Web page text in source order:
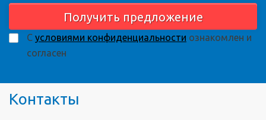
Получить предложение
С условиями конфиденциальности ознакомлен и
согласен
Контакты